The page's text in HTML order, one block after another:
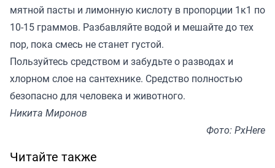
мятной пасты и лимонную кислоту в пропорции 1к1 по
10-15 граммов. Разбавляйте водой и мешайте до тех
пор, пока смесь не станет густой.
Пользуйтесь средством и забудьте о разводах и
хлорном слое на сантехнике. Средство полностью
безопасно для человека и животного.
Никита Миронов
Фото: PxHere
Читайте также